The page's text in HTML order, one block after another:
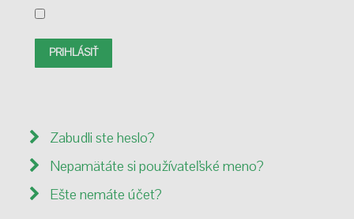
PRIHLÁSIŤ
Zabudli ste heslo?
Nepamätáte si používateľské meno?
Ešte nemáte účet?